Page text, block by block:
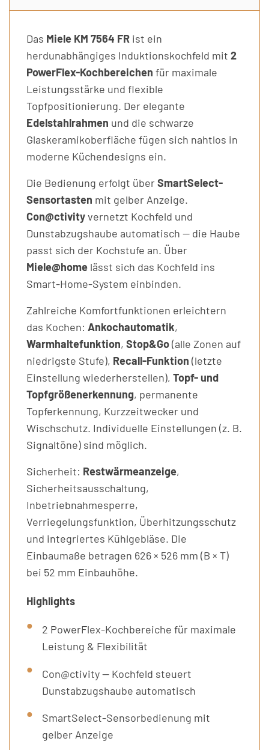
Das Miele KM 7564 FR ist ein
herdunabhängiges Induktionskochfeld mit 2
PowerFlex-Kochbereichen für maximale
Leistungsstärke und flexible
Topfpositionierung. Der elegante
Edelstahlrahmen und die schwarze
Glaskeramikoberfläche fügen sich nahtlos in
moderne Küchendesigns ein.
Die Bedienung erfolgt überSmartSelect-
Sensortasten mit gelber Anzeige.
Con@ctivityvernetzt Kochfeld und
Dunstabzugshaube automatisch — die Haube
passt sich der Kochstufe an. Über
Miele@home lässt sich das Kochfeld ins
Smart-Home-System einbinden.
Zahlreiche Komfortfunktionen erleichtern
das Kochen: Ankochautomatik,
Warmhaltefunktion, Stop&Go(alle Zonen auf
niedrigste Stufe), Recall-Funktion (letzte
Einstellung wiederherstellen), Topf- und
Topfgrößenerkennung, permanente
Topferkennung, Kurzzeitwecker und
Wischschutz. Individuelle Einstellungen (z. B.
Signaltöne) sind möglich.
Sicherheit: Restwärmeanzeige,
Sicherheitsausschaltung,
Inbetriebnahmesperre,
Verriegelungsfunktion, Überhitzungsschutz
und integriertes Kühlgebläse. Die
Einbaumaße betragen 626 × 526 mm (B × T)
bei 52 mm Einbauhöhe.
Highlights
2 PowerFlex-Kochbereiche für maximale
Leistung & Flexibilität
Con@ctivity — Kochfeld steuert
Dunstabzugshaube automatisch
SmartSelect-Sensorbedienung mit
gelber Anzeige